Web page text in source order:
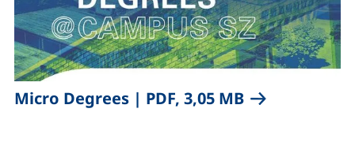
Micro Degrees, | PDF, 3,05 MB(öffnet